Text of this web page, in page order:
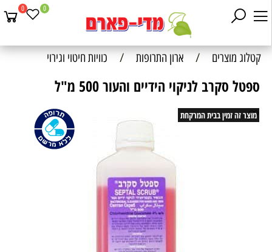
0 0
קטלוג מוצרים / ארון התרופות / כוויות חיטוי וגירוי
ספטל סקרב לניקוי הידיים והעור 500 מ"ל
מוצר זה זמין בבית המרקחת